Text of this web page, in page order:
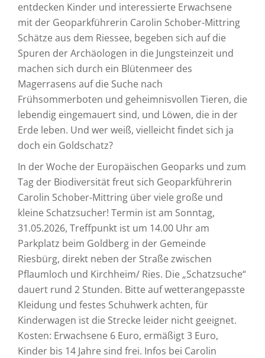
entdecken Kinder und interessierte Erwachsene
mit der Geoparkführerin Carolin Schober-Mittring
Schätze aus dem Riessee, begeben sich auf die
Spuren der Archäologen in die Jungsteinzeit und
machen sich durch ein Blütenmeer des
Magerrasens auf die Suche nach
Frühsommerboten und geheimnisvollen Tieren, die
lebendig eingemauert sind, und Löwen, die in der
Erde leben. Und wer weiß, vielleicht findet sich ja
doch ein Goldschatz?
In der Woche der Europäischen Geoparks und zum
Tag der Biodiversität freut sich Geoparkführerin
Carolin Schober-Mittring über viele große und
kleine Schatzsucher! Termin ist am Sonntag,
31.05.2026, Treffpunkt ist um 14.00 Uhr am
Parkplatz beim Goldberg in der Gemeinde
Riesbürg, direkt neben der Straße zwischen
Pflaumloch und Kirchheim/ Ries. Die „Schatzsuche“
dauert rund 2 Stunden. Bitte auf wetterangepasste
Kleidung und festes Schuhwerk achten, für
Kinderwagen ist die Strecke leider nicht geeignet.
Kosten: Erwachsene 6 Euro, ermäßigt 3 Euro,
Kinder bis 14 Jahre sind frei. Infos bei Carolin